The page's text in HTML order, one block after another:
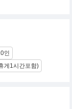
삶의 치유를 전달
인
게1시간포함)